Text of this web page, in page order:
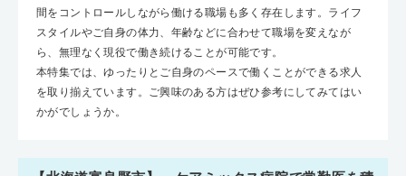
間をコントロールしながら働ける職場も多く存在します。ライフ
スタイルやご自身の体力、年齢などに合わせて職場を変えなが
ら、無理なく現役で働き続けることが可能です。
本特集では、ゆったりとご自身のペースで働くことができる求人
を取り揃えています。ご興味のある方はぜひ参考にしてみてはい
かがでしょうか。